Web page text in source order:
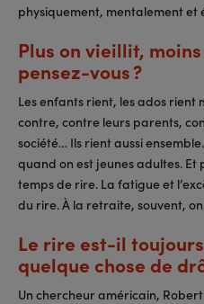
physiquement, mentalement et
Plus on vieillit, moins
pensez-vous ?
Les enfants rient, les ados rient
contre, contre leurs parents,
société… Ils rient aussi
quand on est jeunes adultes. Et
temps de rire. La fatigue et
du rire. À la retraite, souvent,
Le rire est-il
quelque chose de
Un chercheur américain,